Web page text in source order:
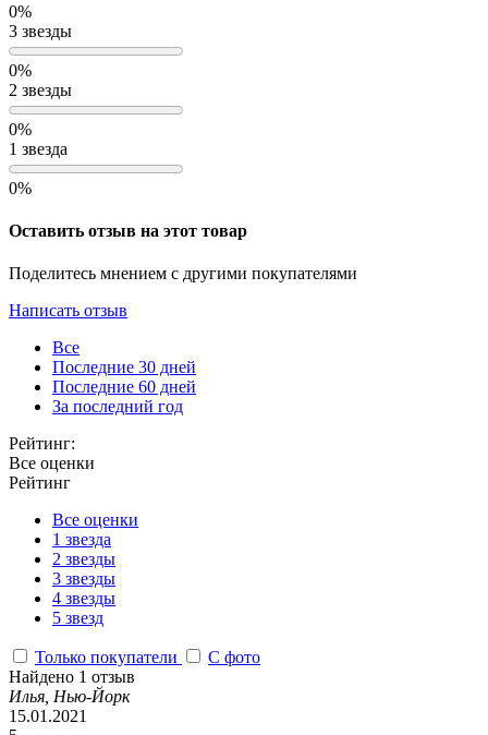
0%
3 звезды
0%
2 звезды
0%
1 звезда
0%
Оставить отзыв на этот товар
Поделитесь мнением с другими покупателями
Написать отзыв
Все
Последние 30 дней
Последние 60 дней
За последний год
Рейтинг:
Все оценки
Рейтинг
Все оценки
1 звезда
2 звезды
3 звезды
4 звезды
5 звезд
Только покупатели
С фото
Найдено 1 отзыв
Илья, Нью-Йорк
15.01.2021